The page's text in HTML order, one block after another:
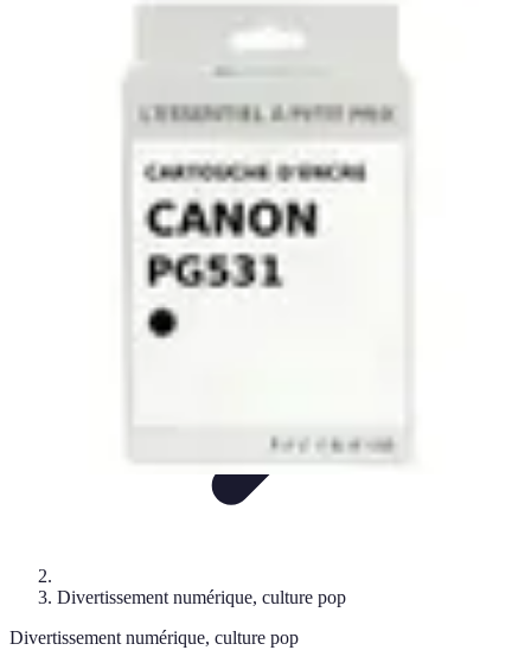
Numérique Divertissant
Divertissement numérique, culture pop
Divertissement numérique, culture pop